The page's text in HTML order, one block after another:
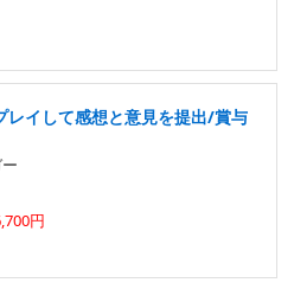
イして感想と意見を提出/賞与
円